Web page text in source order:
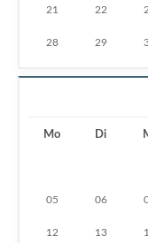
21 22
28 29
Mo Di
05 06
12 13